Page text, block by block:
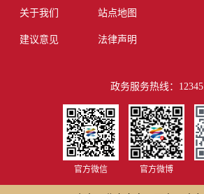
关于我们 站点地图
建议意见 法律声明
政务服务热线：12345
官方微信 官方微博